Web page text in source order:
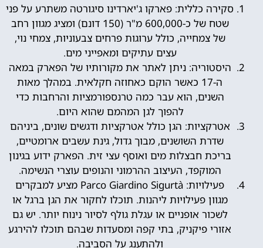
סקירה כללית: פארקו ג'יארדינו סיגורטה משתרע על פני
שטח של כ-600,000 מ"ר (150 דונם) ומציג מגוון רחב
של צמחייה, כולל ערוגות פרחים צבעוניות, צמחי נוי,
עצים עתיקים ומאפייני מים.
היסטוריה: ניתן לאתר את מקורותיו של הפארק במאה
ה-17 כאשר הוקם כאחוזה חקלאית. במהלך מאות
השנים, הוא עבר כמה טרנספורמציות והרחבות כדי
להפוך לגן המהמם שהוא היום.
אטרקציות: הגן כולל אטרקציות ודגשים שונים, ביניהם
שדרת השושנים, מבוך גדול, גינת עשבים ארומטיים,
בריכת חבצלות מים ואוסף עצי זית. הפארק ידוע בגינון
המוקפד, העיצוב ההרמוני והנופים עוצרי הנשימה.
פעילויות: Parco Giardino Sigurtà מציע למבקרים
מגוון פעילויות ליהנות. תוכלו לחקור את הגן ברגל או
לשכור אופניים או עגלת גולף לסיור נינוח יותר. יש גם
אזורי פיקניק, בתי קפה ומסעדות שבהם תוכלו להירגע
ולהתענג על הסביבה.